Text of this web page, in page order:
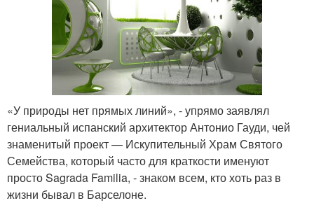
«У природы нет прямых линий», - упрямо заявлял
гениальный испанский архитектор Антонио Гауди, чей
знаменитый проект — Искупительный Храм Святого
Семейства, который часто для краткости именуют
просто Sagrada Familia, - знаком всем, кто хоть раз в
жизни бывал в Барселоне.